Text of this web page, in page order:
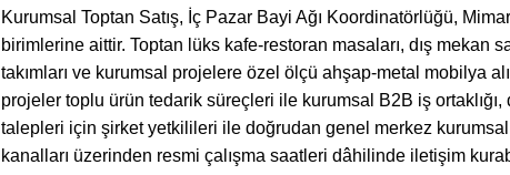
Kurumsal Toptan Satış, İç Pazar Bayi Ağı Koordinatörlüğü,
birimlerine aittir. Toptan lüks kafe-restoran masaları, dış mekan
takımları ve kurumsal projelere özel ölçü ahşap-metal mobilya
projeler toplu ürün tedarik süreçleri ile kurumsal B2B iş ortaklığı,
talepleri için şirket yetkilileri ile doğrudan genel merkez
kanalları üzerinden resmi çalışma saatleri dâhilinde iletişim